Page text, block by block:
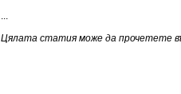
...
Цялата статия може да прочетете